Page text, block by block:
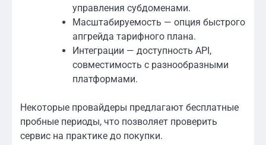
управления субдоменами.
Масштабируемость — опция быстрого
апгрейда тарифного плана.
Интеграции — доступность API,
совместимость с разнообразными
платформами.
Некоторые провайдеры предлагают бесплатные
пробные периоды, что позволяет проверить
сервис на практике до покупки.